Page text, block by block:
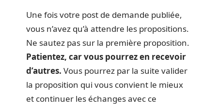
Une fois votre post de demande publiée,
vous n’avez qu’à attendre les propositions.
Ne sautez pas sur la première proposition.
Patientez, car vous pourrez en recevoir
d’autres. Vous pourrez par la suite valider
la proposition qui vous convient le mieux
et continuer les échanges avec ce